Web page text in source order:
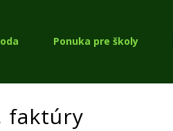
Ponuka pre školy
faktúry